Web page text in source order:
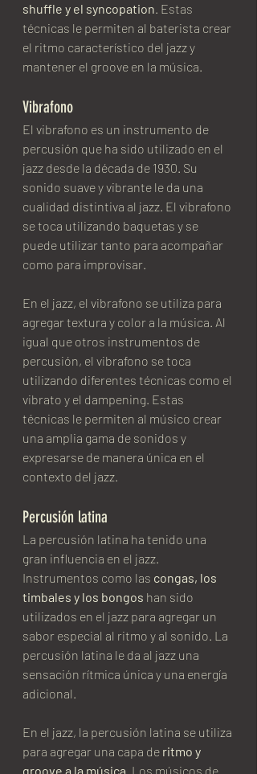
shuffle y el syncopation. Estas
técnicas le permiten al baterista crear
el ritmo característico del jazz y
mantener el groove en la música.
Vibrafono
El vibrafono es un instrumento de
percusión que ha sido utilizado en el
jazz desde la década de 1930. Su
sonido suave y vibrante le da una
cualidad distintiva al jazz. El vibrafono
se toca utilizando baquetas y se
puede utilizar tanto para acompañar
como para improvisar.
En el jazz, el vibrafono se utiliza para
agregar textura y color a la música. Al
igual que otros instrumentos de
percusión, el vibrafono se toca
utilizando diferentes técnicas como el
vibrato y el dampening. Estas
técnicas le permiten al músico crear
una amplia gama de sonidos y
expresarse de manera única en el
contexto del jazz.
Percusión latina
La percusión latina ha tenido una
gran influencia en el jazz.
Instrumentos como las congas, los
timbales y los bongos han sido
utilizados en el jazz para agregar un
sabor especial al ritmo y al sonido. La
percusión latina le da al jazz una
sensación rítmica única y una energía
adicional.
En el jazz, la percusión latina se utiliza
para agregar una capa de ritmo y
groove a la música. Los músicos de